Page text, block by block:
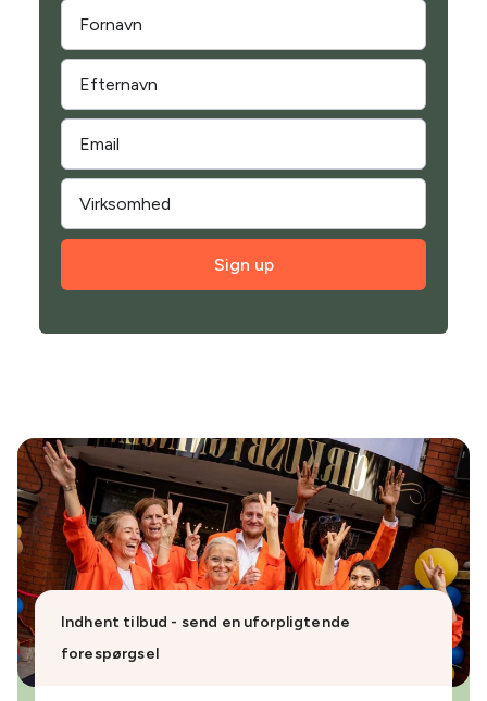
Sign up
Indhent tilbud - send en uforpligtende
forespørgsel